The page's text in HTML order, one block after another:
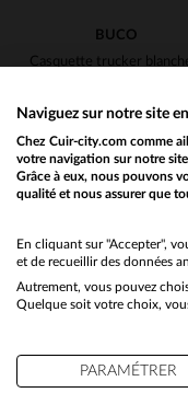
TAILLES
BUCO
TOUTES SAISONS
Would you like to
Naviguez sur notre site
Chez Cuir-city.com comme
votre navigation sur notre
Grâce à eux, nous pouvons
qualité et nous assurer que
En cliquant sur "Accepter",
et de recueillir des données
Autrement, vous pouvez
Quelque soit votre choix,
PARAMÉTRER